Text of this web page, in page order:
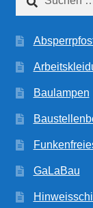
nach:
Baulampen
GaLaBau